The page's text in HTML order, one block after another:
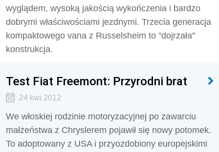
wyglądem, wysoką jakością wykończenia i bardzo
dobrymi właściwościami jezdnymi. Trzecia generacja
kompaktowego vana z Russelsheim to "dojrzała"
konstrukcja.
Test Fiat Freemont: Przyrodni brat
24 kwi 2012
We włoskiej rodzinie motoryzacyjnej po zawarciu
małżeństwa z Chryslerem pojawił się nowy potomek.
To adoptowany z USA i przyozdobiony europejskimi